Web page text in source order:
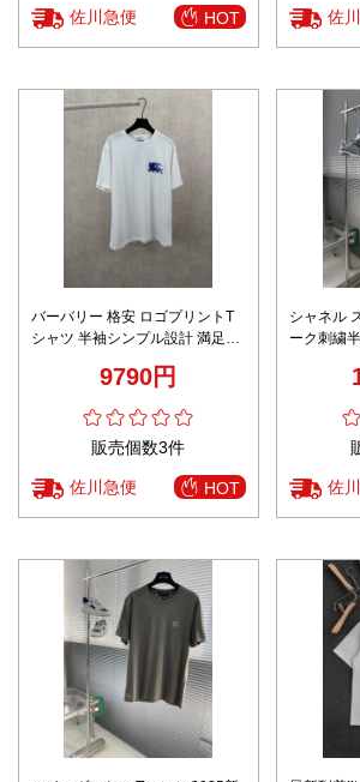
佐川急便 HOT 佐
バーバリー 格安 ロゴプリントT
シャツ 半袖シンプル設計 満足度
9790円
販売個数3件
佐川急便 HOT
シャネル
ーク刺繍
佐